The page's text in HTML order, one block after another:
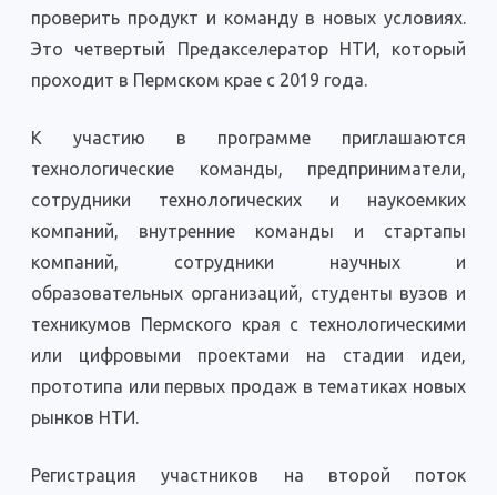
проверить продукт и команду в новых условиях.
Это четвертый Предакселератор НТИ, который
проходит в Пермском крае с 2019 года.
К участию в программе приглашаются
технологические команды, предприниматели,
сотрудники технологических и наукоемких
компаний, внутренние команды и стартапы
компаний, сотрудники научных и
образовательных организаций, студенты вузов и
техникумов Пермского края с технологическими
или цифровыми проектами на стадии идеи,
прототипа или первых продаж в тематиках новых
рынков НТИ.
Регистрация участников на второй поток